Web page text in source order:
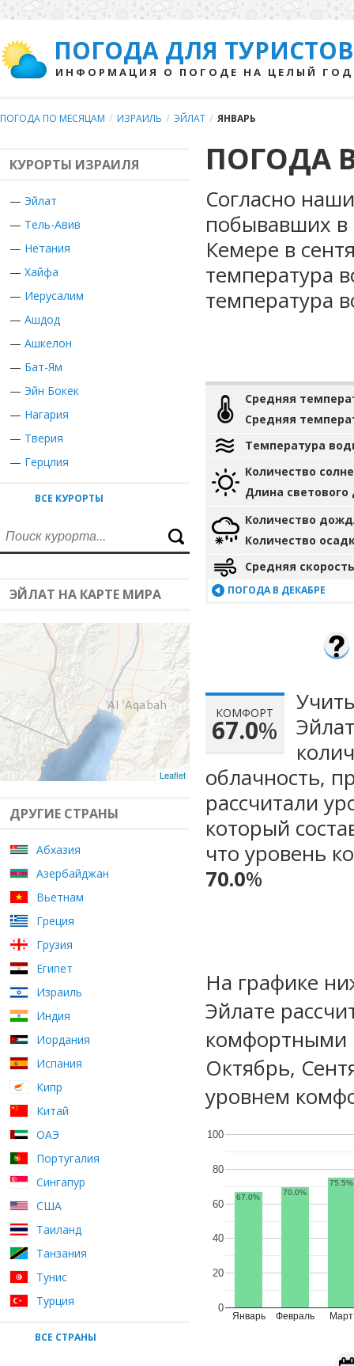
ПОГОДА ДЛЯ ТУРИСТОВ
ИНФОРМАЦИЯ О ПОГОДЕ НА ЦЕЛЫЙ ГОД
ПОГОДА ПО МЕСЯЦАМ / ИЗРАИЛЬ / ЭЙЛАТ / ЯНВАРЬ
КУРОРТЫ ИЗРАИЛЯ
— Эйлат
— Тель-Авив
— Нетания
— Хайфа
— Иерусалим
— Ашдод
— Ашкелон
— Бат-Ям
— Эйн Бокек
— Нагария
— Тверия
— Герцлия
ВСЕ КУРОРТЫ
ЭЙЛАТ НА КАРТЕ МИРА
Leaflet
ДРУГИЕ СТРАНЫ
Абхазия
Азербайджан
Вьетнам
Греция
Грузия
Египет
Израиль
Индия
Иордания
Испания
Кипр
Китай
ОАЭ
Португалия
Сингапур
США
Таиланд
Танзания
Тунис
Турция
ВСЕ СТРАНЫ
ПОГОДА
Согласно
побывавших в
Кемере в
температура
температура
Средняя
Средняя
Температура
Количество
Длина светового
Количество
Количество
Средняя
ПОГОДА В ДЕКАБРЕ
КОМФОРТ
67.0%
облачность,
рассчитали
который
что уровень
70.0%
На графике
Эйлате
комфортными
Октябрь,
уровнем
Январь Февраль Март
0
20
40
60
80
100
67.0%
70.0%
75.5%